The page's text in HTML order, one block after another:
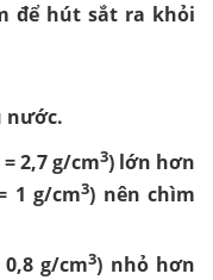
để hút sắt ra khỏi
nước.
2,7 g/cm3) lớn hơn
1 g/cm3) nên chìm
g/cm3) nhỏ hơn